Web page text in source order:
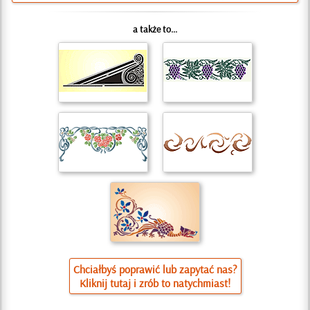
a także to...
Chciałbyś poprawić lub zapytać nas?
Kliknij tutaj i zrób to natychmiast!